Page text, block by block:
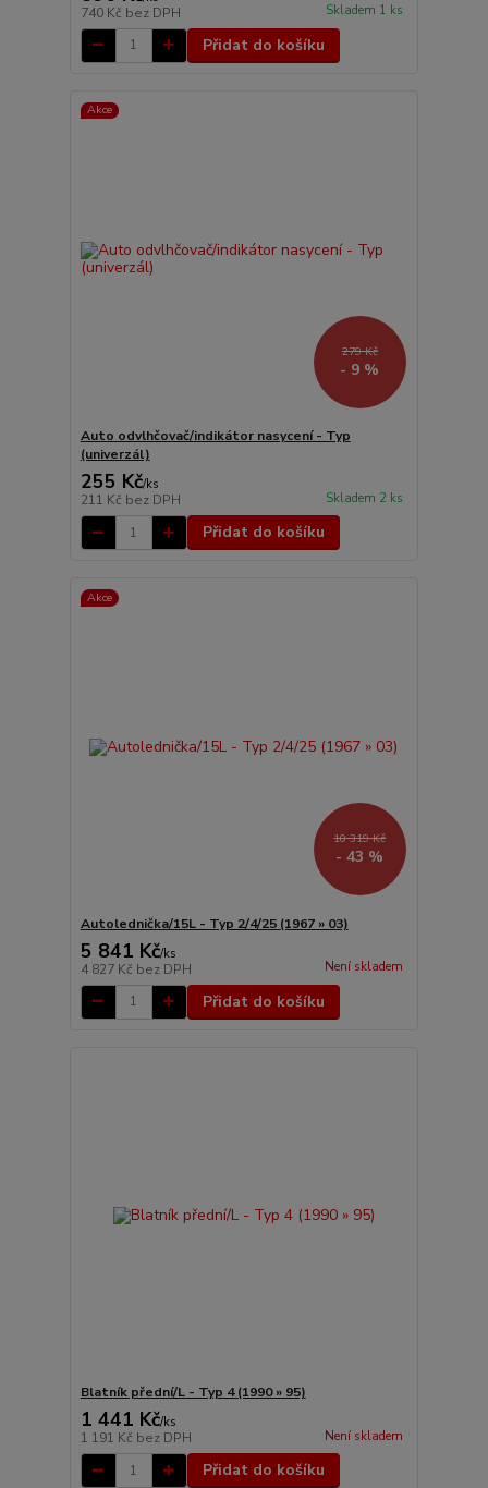
740 Kč bez DPH Skladem 1 ks
Přidat do košíku
Akce
279 Kč
- 9 %
Auto odvlhčovač/indikátor nasycení - Typ
(univerzál)
255 Kč/ks
211 Kč bez DPH Skladem 2 ks
Přidat do košíku
Akce
10 319 Kč
- 43 %
Autolednička/15L - Typ 2/4/25 (1967 » 03)
5 841 Kč/ks
4 827 Kč bez DPH Není skladem
Přidat do košíku
Blatník přední/L - Typ 4 (1990 » 95)
1 441 Kč/ks
1 191 Kč bez DPH Není skladem
Přidat do košíku